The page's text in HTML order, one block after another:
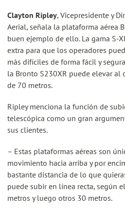
Clayton Ripley, Vicepresidente y
Aerial, señala la plataforma aérea
buen ejemplo de ello. La gama S-
extra para que los operadores
más difíciles de forma fácil y
la Bronto S230XR puede elevar al
de 70 metros.
Ripley menciona la función de
telescópica como un gran
sus clientes.
– Estas plataformas aéreas son
movimiento hacia arriba y por
bastante distancia de lo que
puede subir en línea recta, según
metros y luego otros 30 metros.